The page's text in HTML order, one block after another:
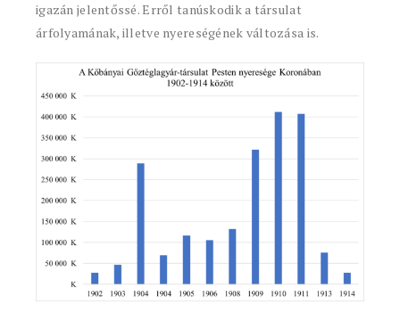
igazán jelentőssé. Erről tanúskodik a társulat
árfolyamának, illetve nyereségének változása is.